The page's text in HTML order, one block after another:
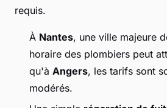
requis.
À Nantes, une ville majeure
horaire des plombiers peut
qu'à Angers, les tarifs sont
modérés.